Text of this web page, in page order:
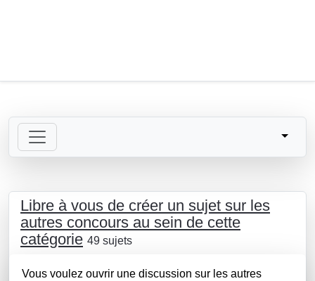
Libre à vous de créer un sujet sur les
autres concours au sein de cette
catégorie 49 sujets
Vous voulez ouvrir une discussion sur les autres